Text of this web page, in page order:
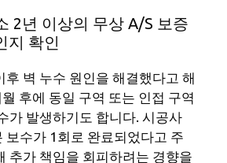
2년 이상의 무상 A/S 보증
지 확인
후 벽 누수 원인을 해결했다고 해
후에 동일 구역 또는 인접 구역
가 발생하기도 합니다. 시공사
보수가 1회로 완료되었다고 주
추가 책임을 회피하려는 경향을